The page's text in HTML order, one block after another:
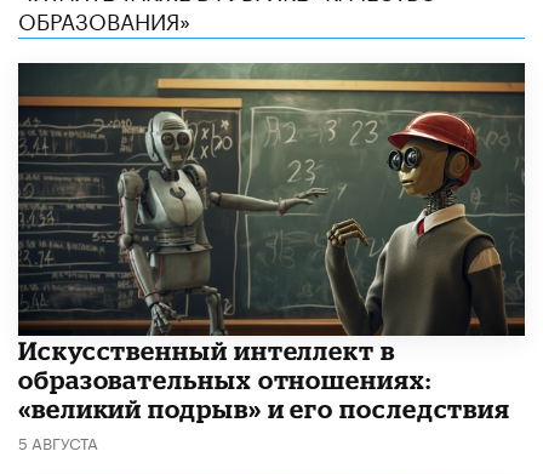
ОБРАЗОВАНИЯ»
​Искусственный интеллект в
образовательных отношениях:
«великий подрыв» и его последствия
5 АВГУСТА